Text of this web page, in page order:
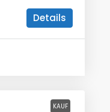
Details
KAUF